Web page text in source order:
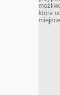
które